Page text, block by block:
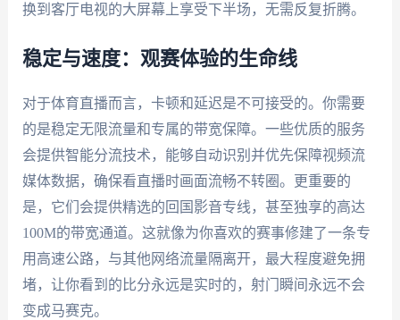
换到客厅电视的大屏幕上享受下半场，无需反复折腾。
稳定与速度：观赛体验的生命线
对于体育直播而言，卡顿和延迟是不可接受的。你需要
的是稳定无限流量和专属的带宽保障。一些优质的服务
会提供智能分流技术，能够自动识别并优先保障视频流
媒体数据，确保看直播时画面流畅不转圈。更重要的
是，它们会提供精选的回国影音专线，甚至独享的高达
100M的带宽通道。这就像为你喜欢的赛事修建了一条专
用高速公路，与其他网络流量隔离开，最大程度避免拥
堵，让你看到的比分永远是实时的，射门瞬间永远不会
变成马赛克。